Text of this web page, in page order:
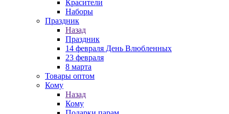
Красители
Наборы
Праздник
Назад
Праздник
14 февраля День Влюбленных
23 февраля
8 марта
Товары оптом
Кому
Назад
Кому